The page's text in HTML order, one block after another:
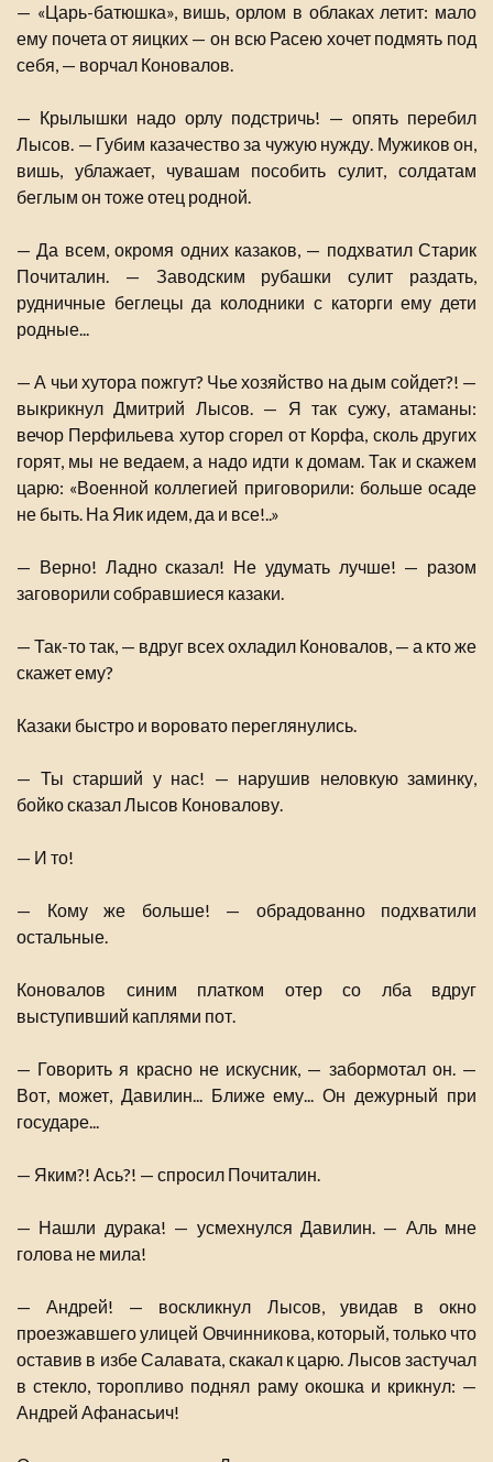
— «Царь-батюшка», вишь, орлом в облаках летит: мало
ему почета от яицких — он всю Расею хочет подмять под
себя, — ворчал Коновалов.
— Крылышки надо орлу подстричь! — опять перебил
Лысов. — Губим казачество за чужую нужду. Мужиков он,
вишь, ублажает, чувашам пособить сулит, солдатам
беглым он тоже отец родной.
— Да всем, окромя одних казаков, — подхватил Старик
Почиталин. — Заводским рубашки сулит раздать,
рудничные беглецы да колодники с каторги ему дети
родные...
— А чьи хутора пожгут? Чье хозяйство на дым сойдет?! —
выкрикнул Дмитрий Лысов. — Я так сужу, атаманы:
вечор Перфильева хутор сгорел от Корфа, сколь других
горят, мы не ведаем, а надо идти к домам. Так и скажем
царю: «Военной коллегией приговорили: больше осаде
не быть. На Яик идем, да и все!..»
— Верно! Ладно сказал! Не удумать лучше! — разом
заговорили собравшиеся казаки.
— Так-то так, — вдруг всех охладил Коновалов, — а кто же
скажет ему?
Казаки быстро и воровато переглянулись.
— Ты старший у нас! — нарушив неловкую заминку,
бойко сказал Лысов Коновалову.
— И то!
— Кому же больше! — обрадованно подхватили
остальные.
Коновалов синим платком отер со лба вдруг
выступивший каплями пот.
— Говорить я красно не искусник, — забормотал он. —
Вот, может, Давилин... Ближе ему... Он дежурный при
государе...
— Яким?! Ась?! — спросил Почиталин.
— Нашли дурака! — усмехнулся Давилин. — Аль мне
голова не мила!
— Андрей! — воскликнул Лысов, увидав в окно
проезжавшего улицей Овчинникова, который, только что
оставив в избе Салавата, скакал к царю. Лысов застучал
в стекло, торопливо поднял раму окошка и крикнул: —
Андрей Афанасьич!